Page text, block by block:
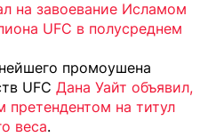
на завоевание Исламом
UFC в полусреднем
промоушена
UFC Дана Уайт объявил,
на титул
веса.